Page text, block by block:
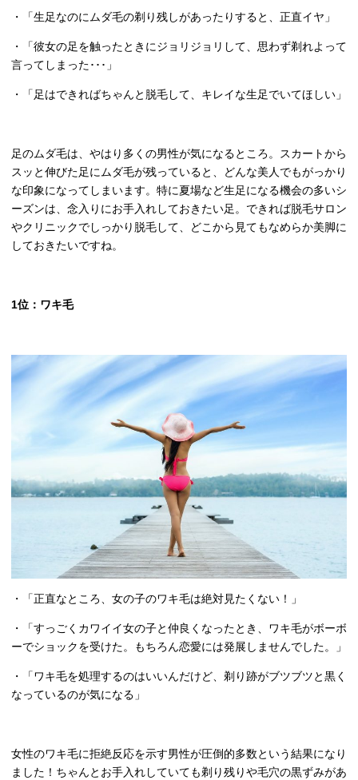
・「生足なのにムダ毛の剃り残しがあったりすると、正直イヤ」
・「彼女の足を触ったときにジョリジョリして、思わず剃れよって
言ってしまった･･･」
・「足はできればちゃんと脱毛して、キレイな生足でいてほしい」
足のムダ毛は、やはり多くの男性が気になるところ。スカートから
スッと伸びた足にムダ毛が残っていると、どんな美人でもがっかり
な印象になってしまいます。特に夏場など生足になる機会の多いシ
ーズンは、念入りにお手入れしておきたい足。できれば脱毛サロン
やクリニックでしっかり脱毛して、どこから見てもなめらか美脚に
しておきたいですね。
1位：ワキ毛
・「正直なところ、女の子のワキ毛は絶対見たくない！」
・「すっごくカワイイ女の子と仲良くなったとき、ワキ毛がボーボ
ーでショックを受けた。もちろん恋愛には発展しませんでした。」
・「ワキ毛を処理するのはいいんだけど、剃り跡がブツブツと黒く
なっているのが気になる」
女性のワキ毛に拒絶反応を示す男性が圧倒的多数という結果になり
ました！ちゃんとお手入れしていても剃り残りや毛穴の黒ずみがあ